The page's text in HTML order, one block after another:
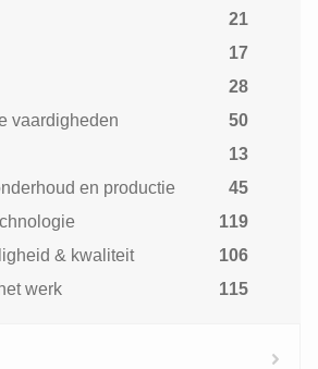
21
17
28
vaardigheden
50
13
en productie
45
119
& kwaliteit
106
werk
115